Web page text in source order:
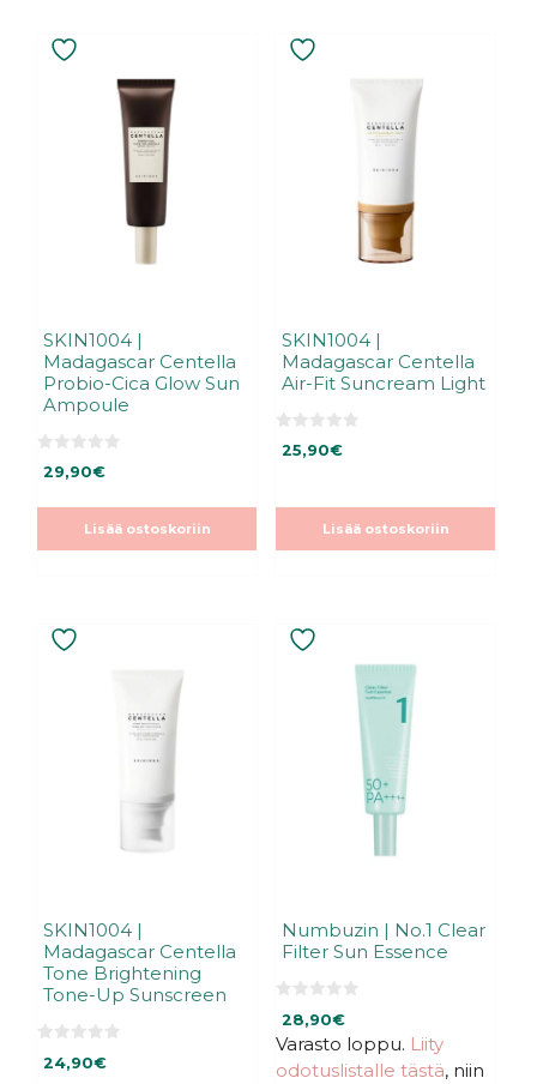
SKIN1004 |
Madagascar Centella
Probio-Cica Glow Sun
Ampoule
0
5
s
29,90€
Lisää ostoskoriin
SKIN1004 |
Madagascar Centella
Air-Fit Suncream Light
0
525,90€
Lisää ostoskoriin
SKIN1004 |
Madagascar Centella
Tone Brightening
Tone-Up Sunscreen
524,90€
Numbuzin | No.1 Clear
Filter Sun Essence
5
:
s
t
28,90€
Varasto loppu. Liity
odotuslistalle tästä, niin